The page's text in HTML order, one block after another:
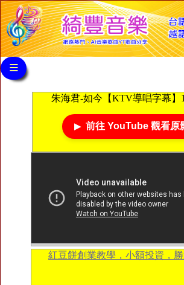
≡
朱海君-如今【KTV導唱字幕】
前往 YouTube 觀看原
紅豆餅創業教學，小額投資，